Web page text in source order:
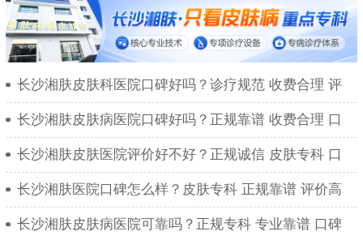
长沙湘肤皮肤科医院口碑好吗？诊疗规范 收费合理 评
长沙湘肤皮肤病医院口碑好吗？正规靠谱 收费合理 口
长沙湘肤皮肤医院评价好不好？正规诚信 皮肤专科 口
长沙湘肤医院口碑怎么样？皮肤专科 正规靠谱 评价高
长沙湘肤皮肤病医院可靠吗？正规专科 专业靠谱 口碑